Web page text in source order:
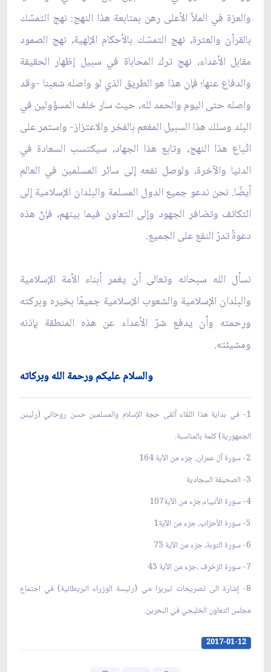
والعزة في الملأ الأعلى رهن بمتابعة هذا النهج: نهج التمسّك
بالقرآن والعترة، نهج التمسّك بالأحكام الإلهية، نهج الصمود
مقابل الأعداء، نهج ترك المحاباة في سبيل إظهار الحقيقة
والدفاع عنها؛ فإن هذا هو الطريق الذي لو واصله شعبنا -وقد
واصله حتى اليوم والحمد لله، حيث سار خلف المسؤولين في
البلد وسلك هذا السبيل المفعم بالفخر والاعتزاز- واستمر على
اتّباع هذا النهج، وتابع هذا الجهاد، سيكتسب السعادة في
الدنيا والآخرة، ولوصل نفعه إلى سائر المسلمين في العالم
أيضًا. نحن ندعو جميع الدول المسلمة والبلدان الإسلامية إلى
التكاتف وتضافر الجهود وإلى التعاون فيما بينهم، فإنّ هذه
دعوةٌ تدرّ النفع على الجميع.
نسأل الله سبحانه وتعالى أن يغمر أبناء الأمة الإسلامية
والبلدان الإسلامية والشعوب الإسلامية جميعًا بخيره وبركته
ورحمته وأن يدفع شرّ الأعداء عن هذه المنطقة بإذنه
ومشيئته.
والسلام علیکم ورحمة الله وبرکاته
1- في بداية هذا اللقاء ألقى حجة الإسلام والمسلمين حسن روحاني (رئيس
الجمهورية) كلمة بالمناسبة.
2- سورة آل عمران، جزء من الآية 164
3- الصحيفة السجادية
4- سورة الأنبياء،جزء من الآية107
5- سورة الأحزاب، جزء من الآية1
6- سورة التوبة، جزء من الآية 73
7- سورة الزخرف ،جزء من الآية 43
8- إشارة الى تصريحات تيريزا مي (رئيسة الوزراء البريطانية) في اجتماع
مجلس التعاون الخليجي في البحرين.
2017-01-12